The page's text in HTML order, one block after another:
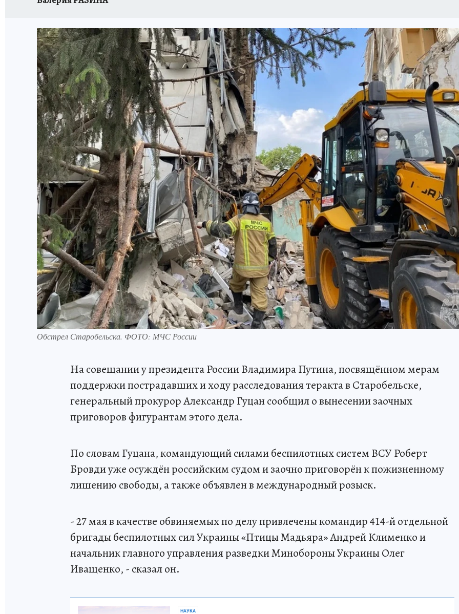
Обстрел Старобельска. ФОТО: МЧС России
На совещании у президента России Владимира Путина, посвящённом мерам
поддержки пострадавших и ходу расследования теракта в Старобельске,
генеральный прокурор Александр Гуцан сообщил о вынесении заочных
приговоров фигурантам этого дела.
По словам Гуцана, командующий силами беспилотных систем ВСУ Роберт
Бровди уже осуждён российским судом и заочно приговорён к пожизненному
лишению свободы, а также объявлен в международный розыск.
- 27 мая в качестве обвиняемых по делу привлечены командир 414-й отдельной
бригады беспилотных сил Украины «Птицы Мадьяра» Андрей Клименко и
начальник главного управления разведки Минобороны Украины Олег
Иващенко, - сказал он.
НАУКА